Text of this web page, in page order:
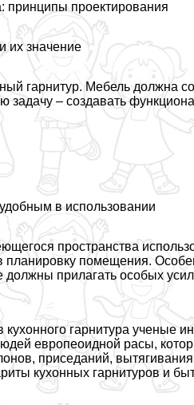
принципы проектирования
их значение
гарнитур. Мебель должна
– создавать
в использовании
прострaнcтва
помещения.
прилагать особых
гарнитура ученые
европеоидной расы,
приседаний,
кухонных гарнитуров и